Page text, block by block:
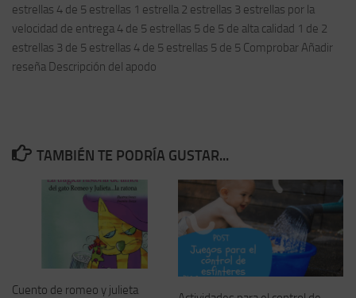
estrellas 4 de 5 estrellas 1 estrella 2 estrellas 3 estrellas por la
velocidad de entrega 4 de 5 estrellas 5 de 5 de alta calidad 1 de 2
estrellas 3 de 5 estrellas 4 de 5 estrellas 5 de 5 Comprobar Añadir
reseña Descripción del apodo
TAMBIÉN TE PODRÍA GUSTAR...
Cuento de romeo y julieta